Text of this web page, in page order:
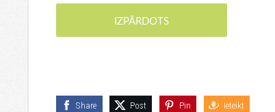
IZPĀRDOTS
Share Post Pin Ieteikt